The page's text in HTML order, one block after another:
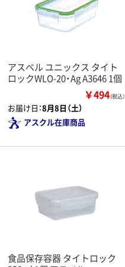
アスベル ユニックス タイト
ロックWLO-20・Ag A3646 1個
￥494（税込）
お届け日：8月8日（土）
アスクル在庫商品
食品保存容器 タイトロック